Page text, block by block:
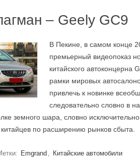
– Geely GC9
В Пекине, в самом конце
премьерный видеопоказ
китайского автоконцерна
рамки мировых
привлечь к новинке
следовательно словно в
земного шара, словно
по расширению рынков сбыта.
Emgrand , Китайские автомобили